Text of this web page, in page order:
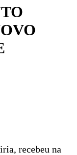
recebeu na